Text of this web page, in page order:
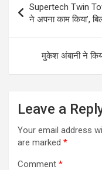
navigation
Supertech Twin
ने अपना काम किया’,
मुकेश अंबानी ने
Leave a
Your email address
are marked *
Comment *